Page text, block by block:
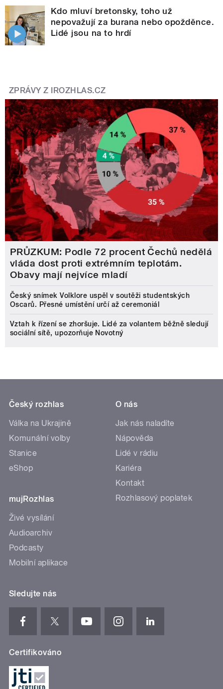
Kdo mluví bretonsky, toho už
nepovažují za burana nebo opožděnce.
Lidé jsou na to hrdí
ZPRÁVY Z IROZHLAS.CZ
PRŮZKUM: Podle 72 procent Čechů nedělá
vláda dost proti extrémním teplotám.
Obavy mají nejvíce mladí
Český snímek Volklore uspěl v soutěži studentských
Oscarů. Přesné umístění určí až ceremoniál
Vztah k řízení se zhoršuje. Lidé za volantem běžně sledují
sociální sítě, upozorňuje Novotný
Český rozhlas
Válka na Ukrajině
Komunální volby
Stanice
eShop
mujRozhlas
Živé vysílání
Audioarchiv
Podcasty
Mobilní aplikace
O nás
Jak nás naladíte
Nápověda
Lidé v rádiu
Kariéra
Kontakt
Rozhlasový poplatek
Sledujte nás
Certifikováno